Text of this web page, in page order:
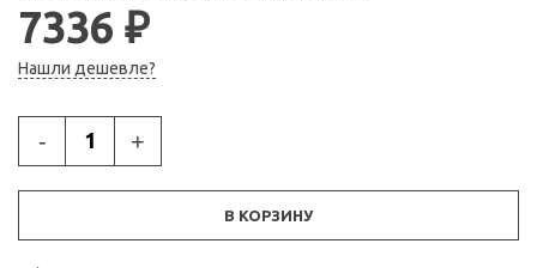
7336 ₽
Нашли дешевле?
- +
В КОРЗИНУ